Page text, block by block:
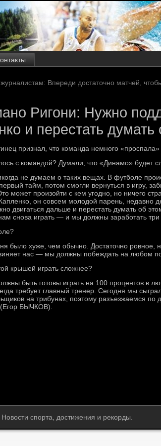
Впереди достаточно матчей,
Ригони: Нужно
и перестать
признал, что команда немного
с командой? Думали, что «Динамо» будет
не думаем о таких вещах. В футболе
тайм, потом смогли вернуться в игру,
может произойти с кем угодно, но ничего
он совсем молодой парень, недавно
двигаться дальше и перестать думать об
снова играть — и мы должны заработать три
было хуже, чем обычно. Достаточно ровное,
нас — мы должны побеждать на любом
крышей играть сложнее?
быть готовы играть на 100 процентов в
требует главный тренер. Сегодня мы
на трибунах, поэтому разъезжаемся по
БЫЧКОВ).
спорта, достижения и рекорды.